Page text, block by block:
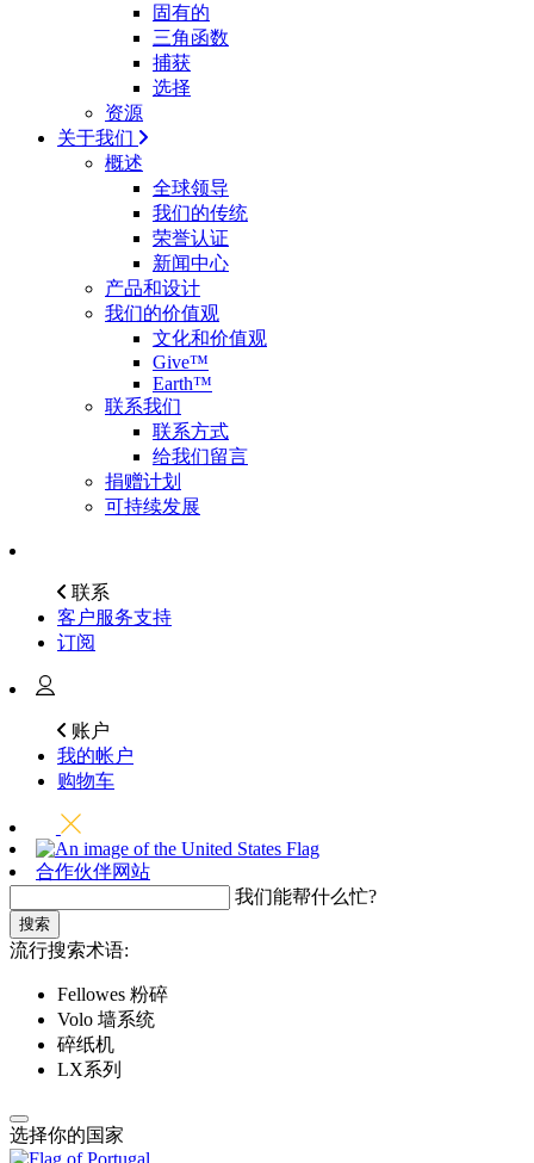
固有的
三角函数
捕获
选择
资源
关于我们
概述
全球领导
我们的传统
荣誉认证
新闻中心
产品和设计
我们的价值观
文化和价值观
Give™
Earth™
联系我们
联系方式
给我们留言
捐赠计划
可持续发展
联系
客户服务支持
订阅
账户
我的帐户
购物车
合作伙伴网站
我们能帮什么忙?
搜索
流行搜索术语:
Fellowes 粉碎
Volo 墙系统
碎纸机
LX系列
选择你的国家